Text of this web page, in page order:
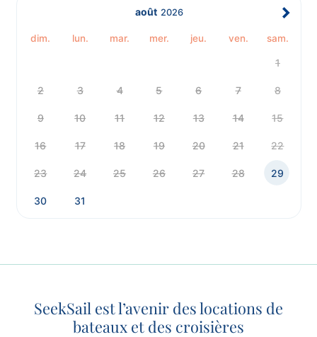
août 2026
dim. lun. mar. mer. jeu. ven. sam.
1
2 3 4 5 6 7 8
9 10 11 12 13 14 15
16 17 18 19 20 21 22
23 24 25 26 27 28 29
30 31
SeekSail est l’avenir des locations de
bateaux et des croisières